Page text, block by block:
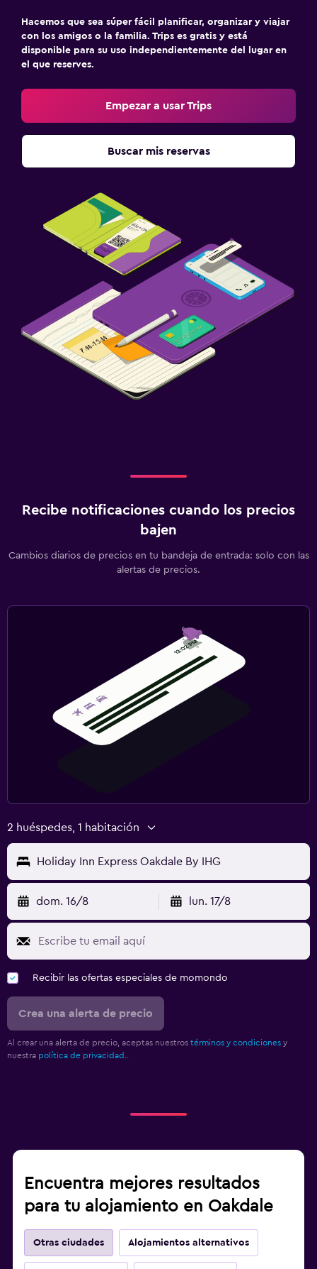
Hacemos que sea súper fácil planificar, organizar y viajar
con los amigos o la familia. Trips es gratis y está
disponible para su uso independientemente del lugar en
el que reserves.
Empezar a usar Trips
Buscar mis reservas
Recibe notificaciones cuando los precios
bajen
Cambios diarios de precios en tu bandeja de entrada: solo con las
alertas de precios.
2 huéspedes, 1 habitación
Holiday Inn Express Oakdale By IHG
dom. 16/8 lun. 17/8
Recibir las ofertas especiales de momondo
Crea una alerta de precio
Al crear una alerta de precio, aceptas nuestros términos y condiciones y
nuestra política de privacidad.
Encuentra mejores resultados
para tu alojamiento en Oakdale
Otras ciudades Alojamientos alternativos